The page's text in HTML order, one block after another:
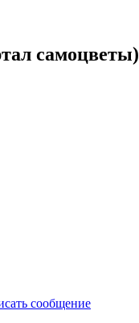
самоцветы)
сообщение